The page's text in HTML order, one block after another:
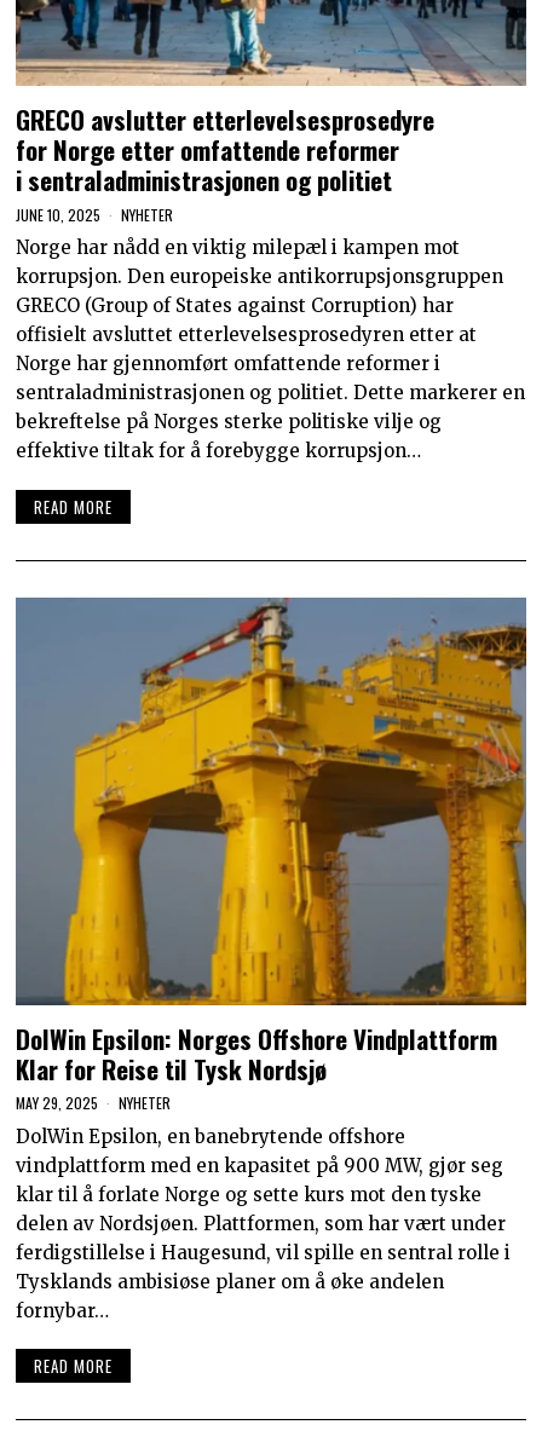
GRECO avslutter etterlevelsesprosedyre
for Norge etter omfattende reformer
i sentraladministrasjonen og politiet
JUNE 10, 2025 NYHETER
Norge har nådd en viktig milepæl i kampen mot
korrupsjon. Den europeiske antikorrupsjonsgruppen
GRECO (Group of States against Corruption) har
offisielt avsluttet etterlevelsesprosedyren etter at
Norge har gjennomført omfattende reformer i
sentraladministrasjonen og politiet. Dette markerer en
bekreftelse på Norges sterke politiske vilje og
effektive tiltak for å forebygge korrupsjon…
READ MORE
DolWin Epsilon: Norges Offshore Vindplattform
Klar for Reise til Tysk Nordsjø
MAY 29, 2025 NYHETER
DolWin Epsilon, en banebrytende offshore
vindplattform med en kapasitet på 900 MW, gjør seg
klar til å forlate Norge og sette kurs mot den tyske
delen av Nordsjøen. Plattformen, som har vært under
ferdigstillelse i Haugesund, vil spille en sentral rolle i
Tysklands ambisiøse planer om å øke andelen
fornybar…
READ MORE